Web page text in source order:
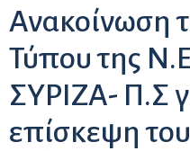
Ανακοίνωση
Τύπου της
ΣΥΡΙΖΑ- Π.Σ
επίσκεψη